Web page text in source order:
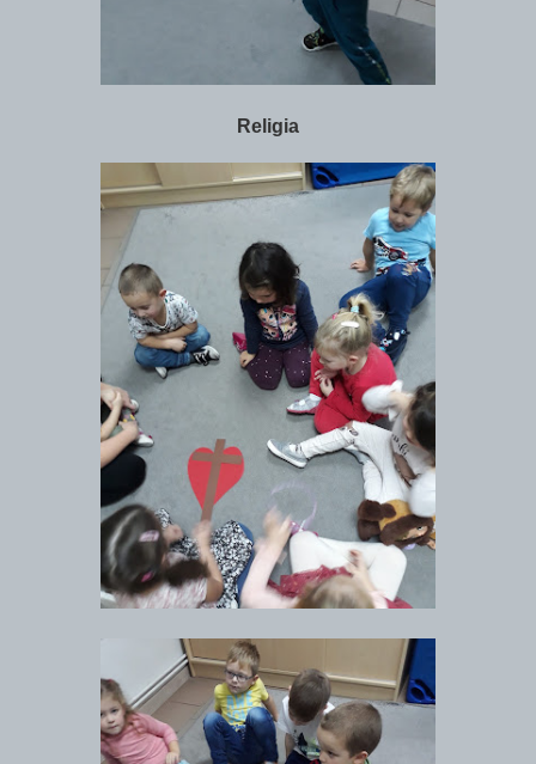
Religia